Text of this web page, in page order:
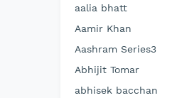
aalia bhatt
Aamir Khan
Aashram Series3
Abhijit Tomar
abhisek bacchan